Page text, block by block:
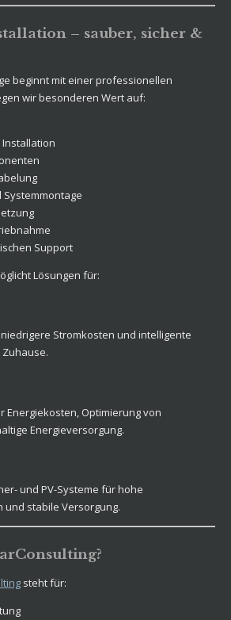
– sauber, sicher &
beginnt mit einer professionellen
wir besonderen Wert auf:
Systemmontage
Support
Lösungen für:
Stromkosten und intelligente
Energiekosten, Optimierung von
Energieversorgung.
und PV-Systeme für hohe
stabile Versorgung.
steht für: